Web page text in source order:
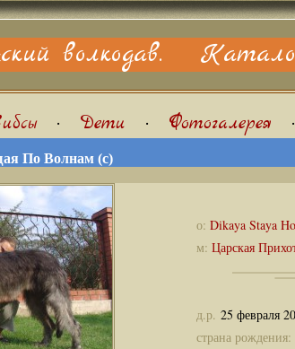
волкодав. Каталог
• Дети • Фотогалерея
По Волнам (с)
о: Dikaya Staya
м: Царская
д.р. 25 февраля
страна рождения: